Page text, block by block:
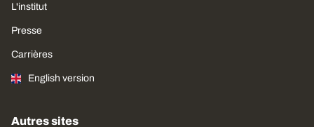
L'institut
Presse
Carrières
English version
Autres sites